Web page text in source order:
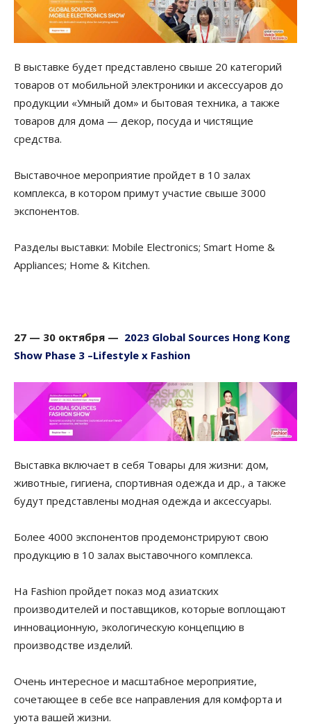
В выставке будет представлено свыше 20 категорий
товаров от мобильной электроники и аксессуаров до
продукции «Умный дом» и бытовая техника, а также
товаров для дома — декор, посуда и чистящие
средства.
Выставочное мероприятие пройдет в 10 залах
комплекса, в котором примут участие свыше 3000
экспонентов.
Разделы выставки: Mobile Electronics; Smart Home &
Appliances; Home & Kitchen.
27 — 30 октября — 2023 Global Sources Hong Kong
Show Phase 3 –Lifestyle x Fashion
Выставка включает в себя Товары для жизни: дом,
животные, гигиена, спортивная одежда и др., а также
будут представлены модная одежда и аксессуары.
Более 4000 экспонентов продемонстрируют свою
продукцию в 10 залах выставочного комплекса.
На Fashion пройдет показ мод азиатских
производителей и поставщиков, которые воплощают
инновационную, экологическую концепцию в
производстве изделий.
Очень интересное и масштабное мероприятие,
сочетающее в себе все направления для комфорта и
уюта вашей жизни.